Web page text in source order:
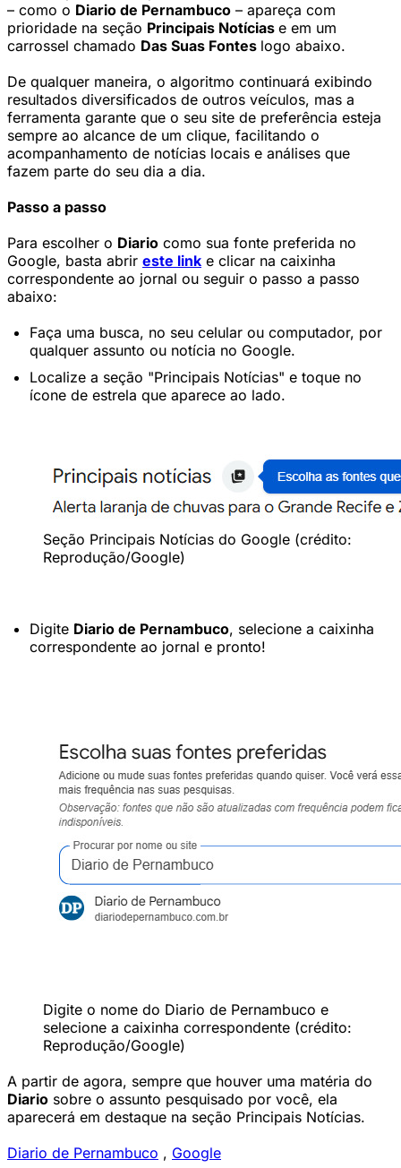
– como o Diario de Pernambuco – apareça com
prioridade na seção Principais Notícias e em um
carrossel chamado Das Suas Fontes logo abaixo.
De qualquer maneira, o algoritmo continuará exibindo
resultados diversificados de outros veículos, mas a
ferramenta garante que o seu site de preferência esteja
sempre ao alcance de um clique, facilitando o
acompanhamento de notícias locais e análises que
fazem parte do seu dia a dia.
Passo a passo
Para escolher o Diario como sua fonte preferida no
Google, basta abrir este link e clicar na caixinha
correspondente ao jornal ou seguir o passo a passo
abaixo:
Faça uma busca, no seu celular ou computador, por
qualquer assunto ou notícia no Google.
Localize a seção "Principais Notícias" e toque no
ícone de estrela que aparece ao lado.
Seção Principais Notícias do Google (crédito:
Reprodução/Google)
Digite Diario de Pernambuco, selecione a caixinha
correspondente ao jornal e pronto!
Digite o nome do Diario de Pernambuco e
selecione a caixinha correspondente (crédito:
Reprodução/Google)
A partir de agora, sempre que houver uma matéria do
Diario sobre o assunto pesquisado por você, ela
aparecerá em destaque na seção Principais Notícias.
Diario de Pernambuco , Google